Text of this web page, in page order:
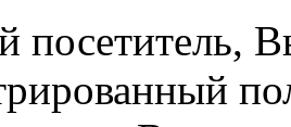
посетитель,